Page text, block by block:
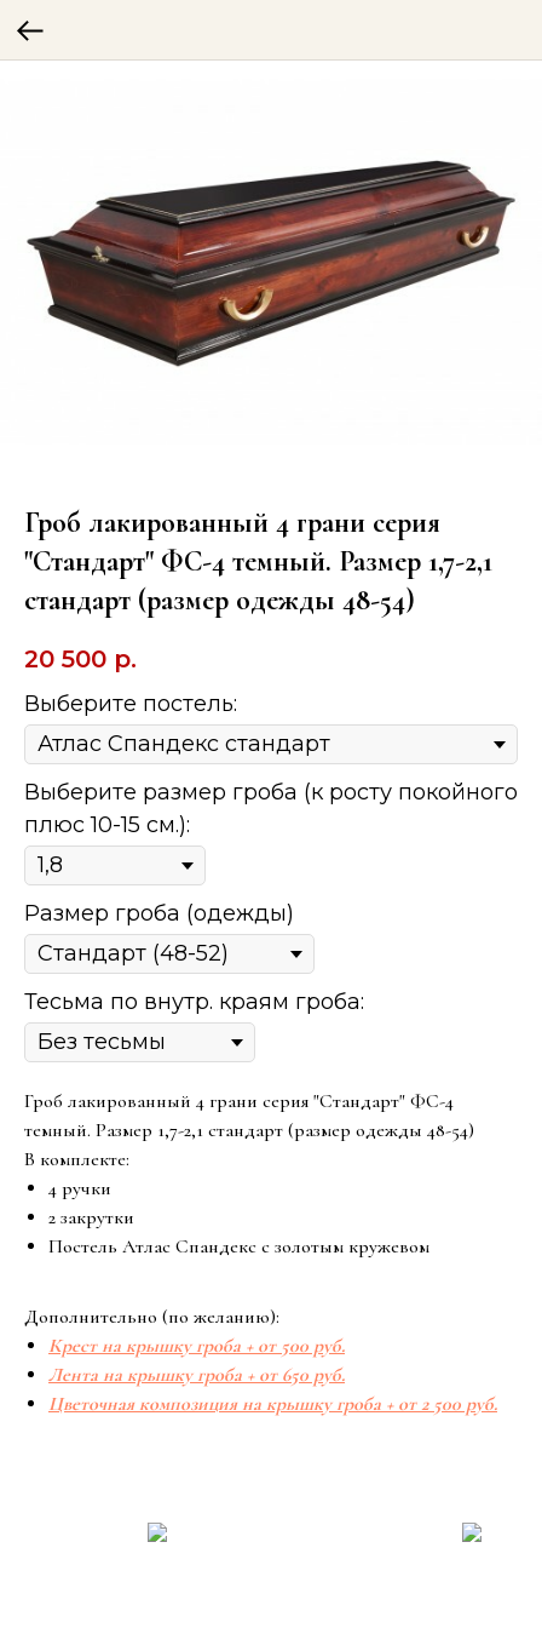
Гроб лакированный 4 грани серия
"Стандарт" ФС-4 темный. Размер 1,7-2,1
стандарт (размер одежды 48-54)
20 500 р.
Выберите постель:
Выберите размер гроба (к росту покойного
плюс 10-15 см.):
Размер гроба (одежды)
Тесьма по внутр. краям гроба:
Гроб лакированный 4 грани серия "Стандарт" ФС-4
темный. Размер 1,7-2,1 стандарт (размер одежды 48-54)
В комплекте:
4 ручки
2 закрутки
Постель Атлас Спандекс с золотым кружевом
Дополнительно (по желанию):
Крест на крышку гроба + от 500 руб.
Лента на крышку гроба + от 650 руб.
Цветочная композиция на крышку гроба + от 2 500 руб.